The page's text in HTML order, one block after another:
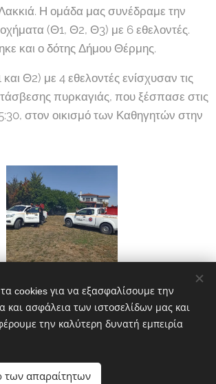
Η ομάδα μας συνέδραμε την
(Θ1, Θ2, Θ3) με 6 εθελοντές.
και ο δότης Δήμου Θέρμης.
Θ2) με 4 εθελοντές ενίσχυσαν τις
πυρκαγιάς, που ξέσπασε στις
στον οικισμό των Καθηγητών στην
Προστασίας Θέρμης | Διατηρούνται
cookies για να εξασφαλίσουμε την
και ασφάλεια των ιστοσελίδων μας και
την καλύτερη δυνατή εμπειρία
των απαραίτητων